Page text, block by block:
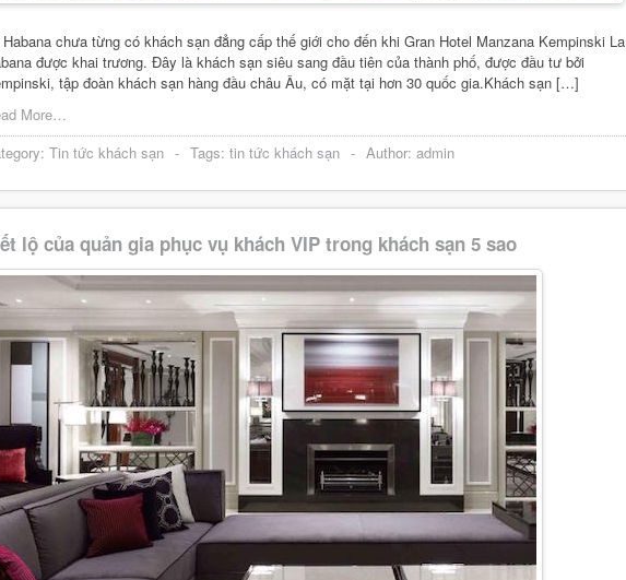
Habana chưa từng có khách sạn đẳng cấp thế giới cho đến khi Gran Hotel Manzana Kempinski La
được khai trương. Đây là khách sạn siêu sang đầu tiên của thành phố, được đầu tư bởi
tập đoàn khách sạn hàng đầu châu Âu, có mặt tại hơn 30 quốc gia.Khách sạn […]
More…
Tin tức khách sạn - Tags: tin tức khách sạn - Author: admin
lộ của quản gia phục vụ khách VIP trong khách sạn 5 sao